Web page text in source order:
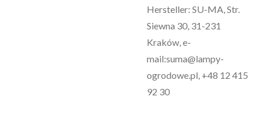
Hersteller: SU-MA, Str.
Siewna 30, 31-231
Kraków, e-
mail:suma@lampy-
ogrodowe.pl, +48 12 415
92 30